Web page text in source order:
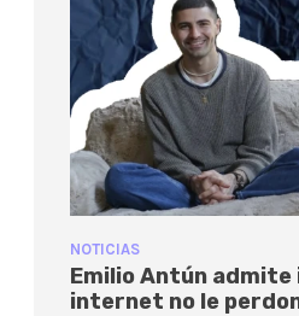
NOTICIAS
Emilio Antún
internet no le